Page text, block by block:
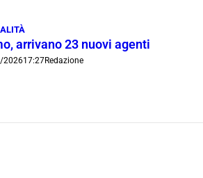
arrivano 23 nuovi agenti
202617:27Redazione